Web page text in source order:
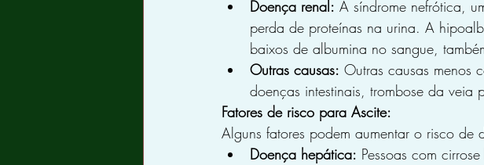
Doença renal: A síndrome nefrótica,
perda de proteínas na urina. A
baixos de albumina no sangue,
Outras causas: Outras causas menos
doenças intestinais, trombose da veia
Fatores de risco para Ascite:
Alguns fatores podem aumentar o risco de
Doença hepática: Pessoas com